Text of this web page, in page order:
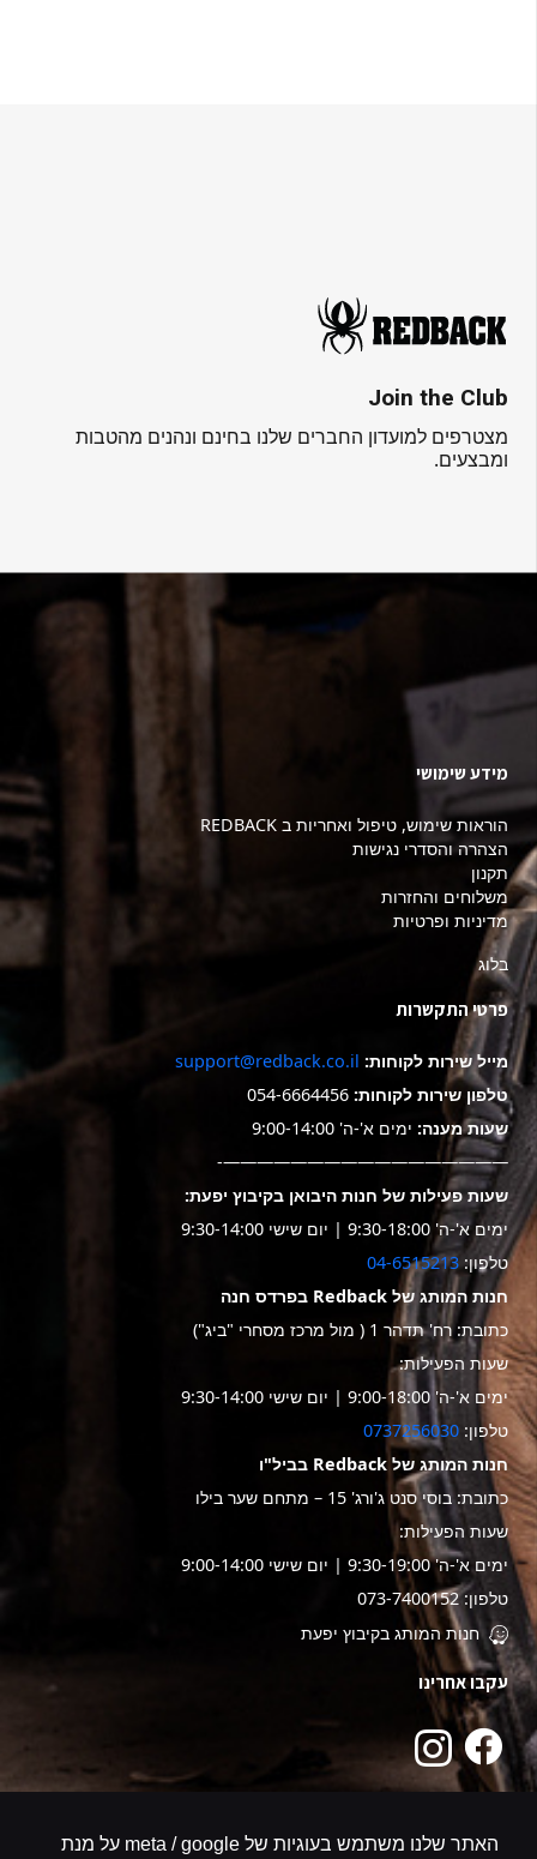
Join the Club
מצטרפים למועדון החברים שלנו בחינם ונהנים מהטבות
ומבצעים.
מידע שימושי
הוראות שימוש, טיפול ואחריות ב REDBACK
הצהרה והסדרי נגישות
תקנון
משלוחים והחזרות
מדיניות ופרטיות
בלוג
פרטי התקשרות
מייל שירות לקוחות: support@redback.co.il
טלפון שירות לקוחות: 054-6664456
שעות מענה: ימים א'-ה' 9:00-14:00
—————————————————-
שעות פעילות של חנות היבואן בקיבוץ יפעת:
ימים א'-ה' 9:30-18:00 | יום שישי 9:30-14:00
טלפון: 04-6515213
חנות המותג של Redback בפרדס חנה
כתובת: רח' תדהר 1 ( מול מרכז מסחרי "ביג")
שעות הפעילות:
ימים א'-ה' 9:00-18:00 | יום שישי 9:30-14:00
טלפון: 0737256030
חנות המותג של Redback בביל"ו
כתובת: בוסי סנט ג'ורג' 15 – מתחם שער בילו
שעות הפעילות:
ימים א'-ה' 9:30-19:00 | יום שישי 9:00-14:00
טלפון: 073-7400152
חנות המותג בקיבוץ יפעת
עקבו אחרינו
האתר שלנו משתמש בעוגיות של meta / google על מנת